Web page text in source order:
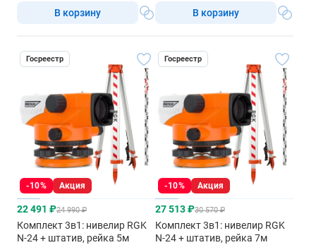
В корзину
В корзину
Госреестр
-10% Акция
22 491 ₽24 990 ₽
Комплект 3в1: нивелир RGK
N-24 + штатив, рейка 5м
Госреестр
-10% Акция
27 513 ₽30 570 ₽
Комплект 3в1: нивелир RGK
N-24 + штатив, рейка 7м